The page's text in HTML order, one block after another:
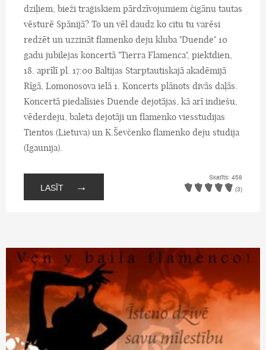
dziļiem, bieži traģiskiem pārdzīvojumiem čigānu tautas
vēsturē Spānijā? To un vēl daudz ko citu tu varēsi
redzēt un uzzināt flamenko deju kluba "Duende" 10
gadu jubilejas koncertā "Tierra Flamenca", piektdien,
18. aprīlī pl. 17:00 Baltijas Starptautiskajā akadēmijā
Rīgā, Lomonosova ielā 1. Koncerts plānots divās daļās.
Koncertā piedalīsies Duende dejotājas, kā arī indiešu,
vēderdeju, baleta dejotāji un flamenko viesstudijas
Tientos (Lietuva) un K.Ševčenko flamenko deju studija
(Igaunija).
LASĪT →
Skatīts: 458
(3)